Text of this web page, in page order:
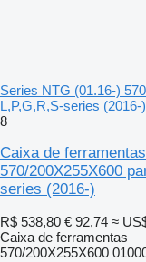
Series NTG (01.16-)
L,P,G,R,S-series (2016-)
8
Caixa de
570/200X255X600
series (2016-)
R$ 538,80 € 92,74 ≈
Caixa de ferramentas
570/200X255X600